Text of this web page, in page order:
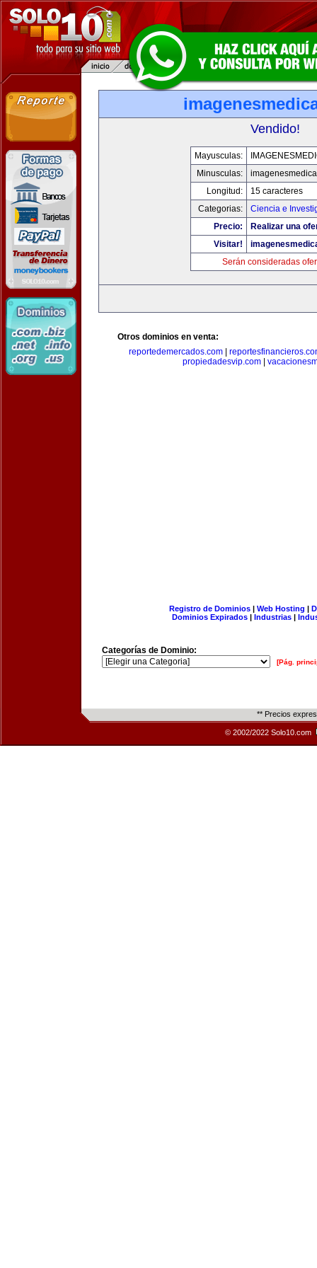
Vendido!
Mayusculas:
Minusculas:
Longitud:
15 caracteres
Categorias:
Ciencia e
Precio:
Realizar una
Visitar!
Serán consideradas
Otros dominios en venta:
reportedemercados.com
propiedadesvip.com
Registro de Dominios| Web Hosting |
Dominios Expirados | Industrias |
Categorías de Dominio:
[Pág.
** Precios
© 2002/2022 Solo10.com